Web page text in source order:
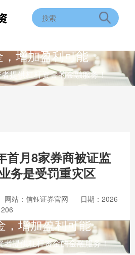
增加盈利可能
提供杠杆资金的金融服务！
首月8家券商被证监
务是受罚重灾区
网站：信钰证券官网
日期：2026-
，增加盈利可能
者提供杠杆资金的金融服务！